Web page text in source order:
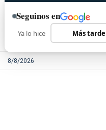
8/8/2026
Seguinos en
Ya lo hice Más tarde